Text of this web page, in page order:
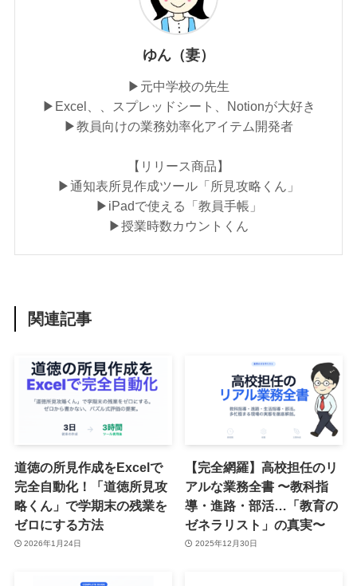
ゆん（妻）
▶︎元中学校の先生
▶︎Excel、、スプレッドシート、Notionが大好き
▶︎教員向けの業務効率化アイテム開発者
【リリース商品】
▶︎通知表所見作成ツール「所見攻略くん」
▶︎iPadで使える「教員手帳」
▶︎授業時数カウントくん
関連記事
道徳の所見作成をExcelで
完全自動化！「道徳所見攻
略くん」で学期末の残業を
ゼロにする方法
2026年1月24日
【完全網羅】高校担任のリ
アルな業務全書 〜教科指
導・進路・部活…「教育の
ゼネラリスト」の真実〜
2025年12月30日